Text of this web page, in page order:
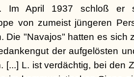
Im April 1937 schloß
von zumeist jüngeren
Die "Navajos" hatten es sich
der aufgelösten
[...] L. ist verdächtig, bei den